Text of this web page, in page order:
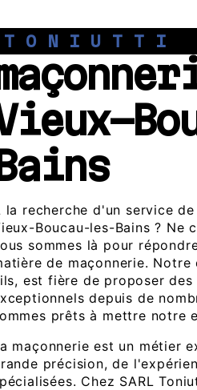
TONIUTTI
Bains
la recherche d'un service
Boucau-les-Bains ? Ne
sommes là pour
de maçonnerie.
est fière de proposer
depuis de
prêts à mettre notre
maçonnerie est un métier
précision, de
Chez SARL